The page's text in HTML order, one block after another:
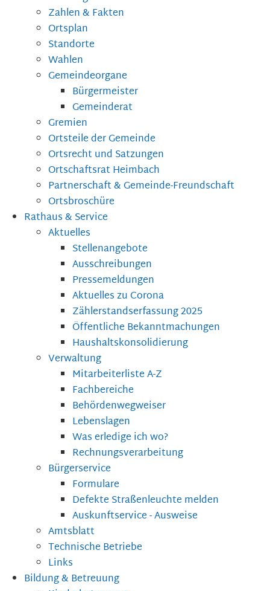
Zahlen & Fakten
Ortsplan
Standorte
Wahlen
Gemeindeorgane
Bürgermeister
Gemeinderat
Gremien
Ortsteile der Gemeinde
Ortsrecht und Satzungen
Ortschaftsrat Heimbach
Partnerschaft & Gemeinde-Freundschaft
Ortsbroschüre
Rathaus & Service
Aktuelles
Stellenangebote
Ausschreibungen
Pressemeldungen
Aktuelles zu Corona
Zählerstandserfassung 2025
Öffentliche Bekanntmachungen
Haushaltskonsolidierung
Verwaltung
Mitarbeiterliste A-Z
Fachbereiche
Behördenwegweiser
Lebenslagen
Was erledige ich wo?
Rechnungsverarbeitung
Bürgerservice
Formulare
Defekte Straßenleuchte melden
Auskunftservice - Ausweise
Amtsblatt
Technische Betriebe
Links
Bildung & Betreuung